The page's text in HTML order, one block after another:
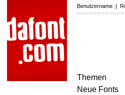
Benutzername |
Themen
Neue Fonts